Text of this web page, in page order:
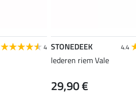
4 STONEDEEK 4.4
lederen riem Vale
29,90 €